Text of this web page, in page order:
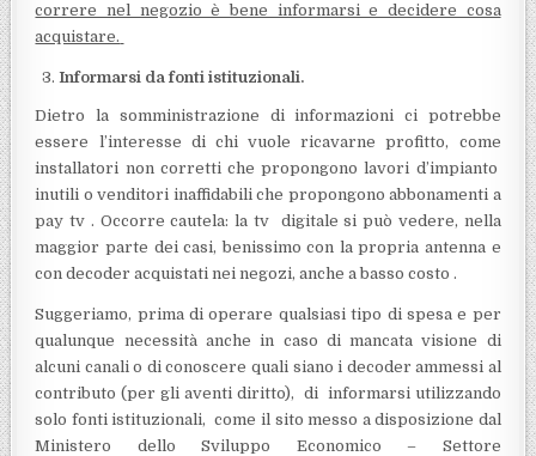
correre nel negozio è bene informarsi e decidere cosa
acquistare.
Informarsi da fonti istituzionali.
Dietro la somministrazione di informazioni ci potrebbe
essere l’interesse di chi vuole ricavarne profitto, come
installatori non corretti che propongono lavori d’impianto
inutili o venditori inaffidabili che propongono abbonamenti a
pay tv . Occorre cautela: la tv digitale si può vedere, nella
maggior parte dei casi, benissimo con la propria antenna e
con decoder acquistati nei negozi, anche a basso costo .
Suggeriamo, prima di operare qualsiasi tipo di spesa e per
qualunque necessità anche in caso di mancata visione di
alcuni canali o di conoscere quali siano i decoder ammessi al
contributo (per gli aventi diritto), di informarsi utilizzando
solo fonti istituzionali, come il sito messo a disposizione dal
Ministero dello Sviluppo Economico – Settore